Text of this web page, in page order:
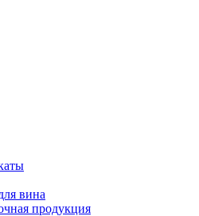
вина
продукция